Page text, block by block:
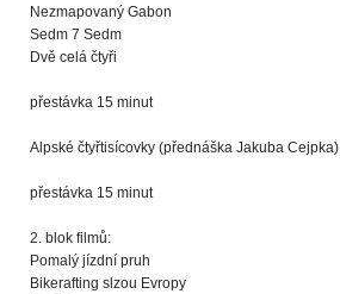
Nezmapovaný Gabon
Sedm 7 Sedm
Dvě celá čtyři
přestávka 15 minut
Alpské čtyřtisícovky (přednáška Jakuba Cejpka)
přestávka 15 minut
2. blok filmů:
Pomalý jízdní pruh
Bikerafting slzou Evropy